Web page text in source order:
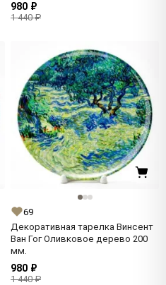
980 ₽
1 440 ₽
69
Декоративная тарелка Винсент
Ван Гог Оливковое дерево 200
мм.
980 ₽
1 440 ₽